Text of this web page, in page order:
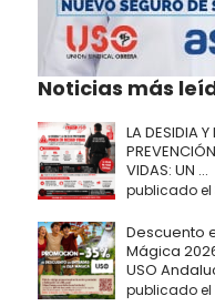
Noticias más
LA DESIDIA Y
VIDAS: UN ...
publicado el
Descuento
Mágica
USO
publicado el